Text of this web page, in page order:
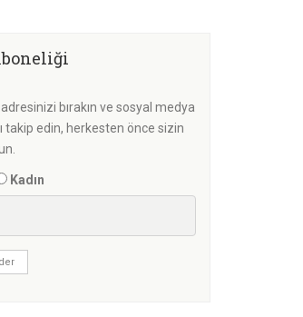
bırakın ve sosyal medya
takip edin, herkesten önce sizin
Kadın